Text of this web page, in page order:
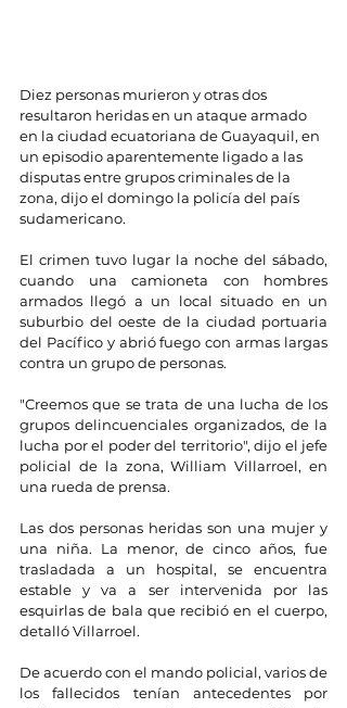
Diez personas murieron y otras dos
resultaron heridas en un ataque armado
en la ciudad ecuatoriana de Guayaquil, en
un episodio aparentemente ligado a las
disputas entre grupos criminales de la
zona, dijo el domingo la policía del país
sudamericano.
El crimen tuvo lugar la noche del sábado,
cuando una camioneta con hombres
armados llegó a un local situado en un
suburbio del oeste de la ciudad portuaria
del Pacífico y abrió fuego con armas largas
contra un grupo de personas.
"Creemos que se trata de una lucha de los
grupos delincuenciales organizados, de la
lucha por el poder del territorio", dijo el jefe
policial de la zona, William Villarroel, en
una rueda de prensa.
Las dos personas heridas son una mujer y
una niña. La menor, de cinco años, fue
trasladada a un hospital, se encuentra
estable y va a ser intervenida por las
esquirlas de bala que recibió en el cuerpo,
detalló Villarroel.
De acuerdo con el mando policial, varios de
los fallecidos tenían antecedentes por